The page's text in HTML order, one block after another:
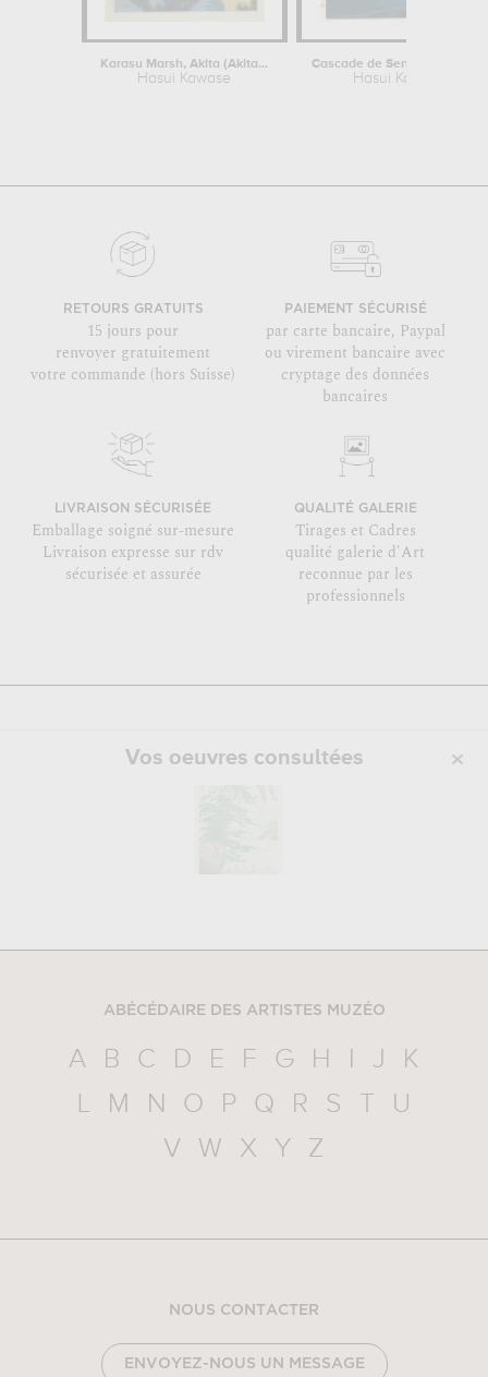
Karasu Marsh, Akita (Akita...
Hasui Kawase Hasui Kawase
RETOURS GRATUITS
15 jours pour
renvoyer gratuitement
votre commande (hors Suisse)
PAIEMENT SÉCURISÉ
par carte bancaire, Paypal
ou virement bancaire avec
cryptage des données
bancaires
LIVRAISON SÉCURISÉE
Emballage soigné sur-mesure
Livraison expresse sur rdv
sécurisée et assurée
QUALITÉ GALERIE
Tirages et Cadres
qualité galerie d'Art
reconnue par les
professionnels
Vos oeuvres consultées
ABÉCÉDAIRE DES ARTISTES MUZÉO
A B C D E F G H I J
K
L
M N O P Q R S T
U
V
W X Y Z
NOUS CONTACTER
ENVOYEZ-NOUS UN MESSAGE